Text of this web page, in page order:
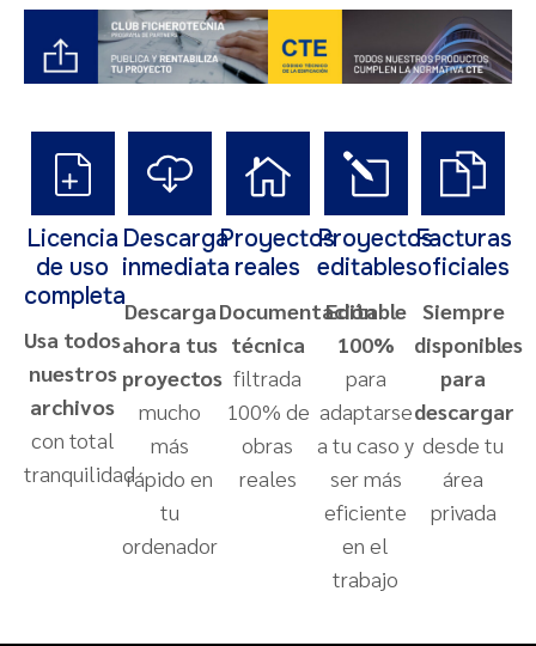
Licencia
de uso
completa
Usa todos
nuestros
archivos
con total
tranquilidad
Descarga
inmediata
Descarga
ahora tus
proyectos
mucho
más
rápido en
tu
ordenador
Proyectos
reales
Documentación
técnica
filtrada
100% de
obras
reales
Proyectos
editables
Editable
100%
para
adaptarse
a tu caso y
ser más
eficiente
en el
trabajo
Facturas
oficiales
Siempre
disponibles
para
descargar
desde tu
área
privada